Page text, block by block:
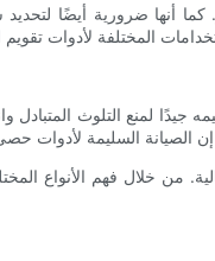
أنها ضرورية أيضًا
لمنع التلوث المتبادل
من خلال فهم الأنواع